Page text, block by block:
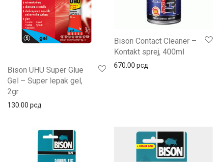
Bison UHU Super Glue
Gel – Super lepak gel,
2gr
130.00 рсд
Bison Contact Cleaner –
Kontakt sprej, 400ml
670.00 рсд